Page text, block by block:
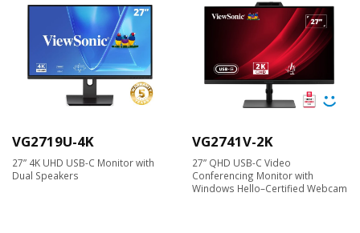
VG2719U-4K
27” 4K UHD USB-C Monitor with
Dual Speakers
VG2741V-2K
27” QHD USB-C Video
Conferencing Monitor with
Windows Hello–Certified Webcam